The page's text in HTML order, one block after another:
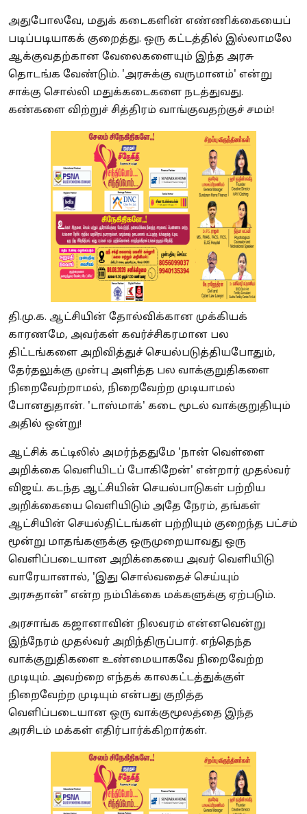
அதுபோலவே, மதுக் கடைகளின் எண்ணிக்கையைப்
படிப்படியாகக் குறைத்து. ஒரு கட்டத்தில் இல்லாமலே
ஆக்குவதற்கான வேலைகளையும் இந்த அரசு
தொடங்க வேண்டும். 'அரசுக்கு வருமானம்' என்று
சாக்கு சொல்லி மதுக்கடைகளை நடத்துவது.
கண்களை விற்றுச் சித்திரம் வாங்குவதற்குச் சமம்!
தி.மு.க. ஆட்சியின் தோல்விக்கான முக்கியக்
காரணமே, அவர்கள் கவர்ச்சிகரமான பல
திட்டங்களை அறிவித்துச் செயல்படுத்தியபோதும்,
தேர்தலுக்கு முன்பு அளித்த பல வாக்குறுதிகளை
நிறைவேற்றாமல், நிறைவேற்ற முடியாமல்
போனதுதான். 'டாஸ்மாக்' கடை மூடல் வாக்குறுதியும்
அதில் ஒன்று!
ஆட்சிக் கட்டிலில் அமர்ந்ததுமே 'நான் வெள்ளை
அறிக்கை வெளியிடப் போகிறேன்' என்றார் முதல்வர்
விஜய். கடந்த ஆட்சியின் செயல்பாடுகள் பற்றிய
அறிக்கையை வெளியிடும் அதே நேரம், தங்கள்
ஆட்சியின் செயல்திட்டங்கள் பற்றியும் குறைந்த பட்சம்
மூன்று மாதங்களுக்கு ஒருமுறையாவது ஒரு
வெளிப்படையான அறிக்கையை அவர் வெளியிடு
வாரேயானால், 'இது சொல்வதைச் செய்யும்
அரசுதான்" என்ற நம்பிக்கை மக்களுக்கு ஏற்படும்.
அரசாங்க கஜானாவின் நிலவரம் என்னவென்று
இந்நேரம் முதல்வர் அறிந்திருப்பார். எந்தெந்த
வாக்குறுதிகளை உண்மையாகவே நிறைவேற்ற
முடியும். அவற்றை எந்தக் காலகட்டத்துக்குள்
நிறைவேற்ற முடியும் என்பது குறித்த
வெளிப்படையான ஒரு வாக்குமூலத்தை இந்த
அரசிடம் மக்கள் எதிர்பார்க்கிறார்கள்.